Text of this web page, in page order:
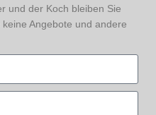
und der Koch bleiben Sie
Angebote und andere